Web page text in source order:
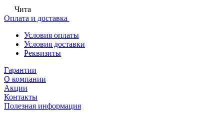
Чита
Оплата и доставка
Условия оплаты
Условия доставки
Реквизиты
Гарантии
О компании
Акции
Контакты
Полезная информация